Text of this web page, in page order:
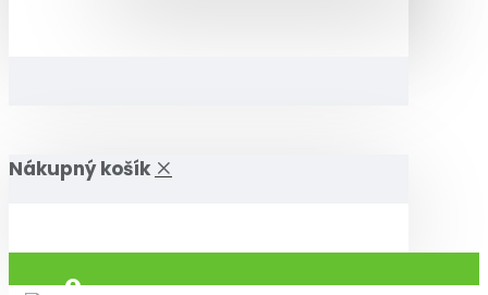
Nákupný košík